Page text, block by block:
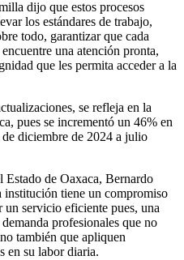
dijo que estos procesos
los estándares de trabajo,
todo, garantizar que cada
una atención pronta,
que les permita acceder a la
se refleja en la
pues se incrementó un 46% en
diciembre de 2024 a julio
de Oaxaca, Bernardo
tiene un compromiso
servicio eficiente pues, una
profesionales que no
también que apliquen
en su labor diaria.